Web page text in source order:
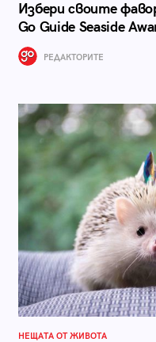
Избери своите
Go Guide Seaside
РЕДАКТОРИТЕ
НЕЩАТА ОТ ЖИВОТА